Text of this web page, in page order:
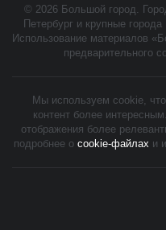
© 2026 Большой город.
Петербург и крупные
Использование материалов
предварительного
Мы используем cookie,
контент более
отображения более
подробнее о cookie-файлах и